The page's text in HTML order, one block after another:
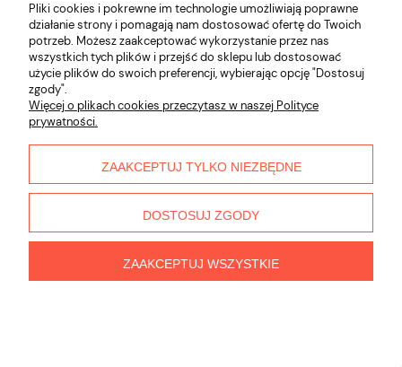
Informacje
Płatności i dostawa
Moje konto
Pliki cookies i pokrewne im technologie umożliwiają poprawne
działanie strony i pomagają nam dostosować ofertę do Twoich
potrzeb. Możesz zaakceptować wykorzystanie przez nas
wszystkich tych plików i przejść do sklepu lub dostosować
użycie plików do swoich preferencji, wybierając opcję "Dostosuj
zgody".
Więcej o plikach cookies przeczytasz w naszej Polityce
prywatności.
ZAAKCEPTUJ TYLKO NIEZBĘDNE
DOSTOSUJ ZGODY
ZAAKCEPTUJ WSZYSTKIE